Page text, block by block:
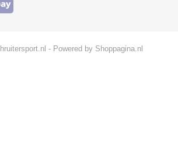
- Powered by Shoppagina.nl